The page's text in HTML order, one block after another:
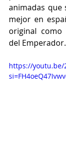
animadas que
mejor en
original como
del Emperador.
https://youtu.be/